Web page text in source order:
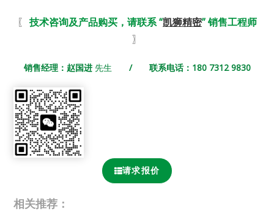
〖 技术咨询及产品购买，请联系 “凯狮精密” 销售工程师
〗
销售经理：赵国进 先生 / 联系电话：180 7312 9830
请求报价
相关推荐：